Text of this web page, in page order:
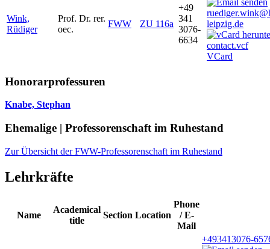
Wink,
Rüdiger
Prof. Dr. rer.
oec.
FWW ZU 116a
+49
341
3076-
6634
leipzig.de
VCard
Honorarprofessuren
Knabe, Stephan
Ehemalige | Professorenschaft im Ruhestand
Zur Übersicht der FWW-Professorenschaft im Ruhestand
Lehrkräfte
Name
Academical
title
Section Location
Phone
/ E-
Mail
+493413076-